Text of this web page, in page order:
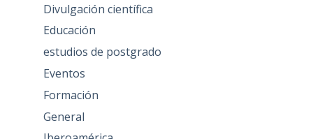
Divulgación científica
Educación
estudios de postgrado
Eventos
Formación
General